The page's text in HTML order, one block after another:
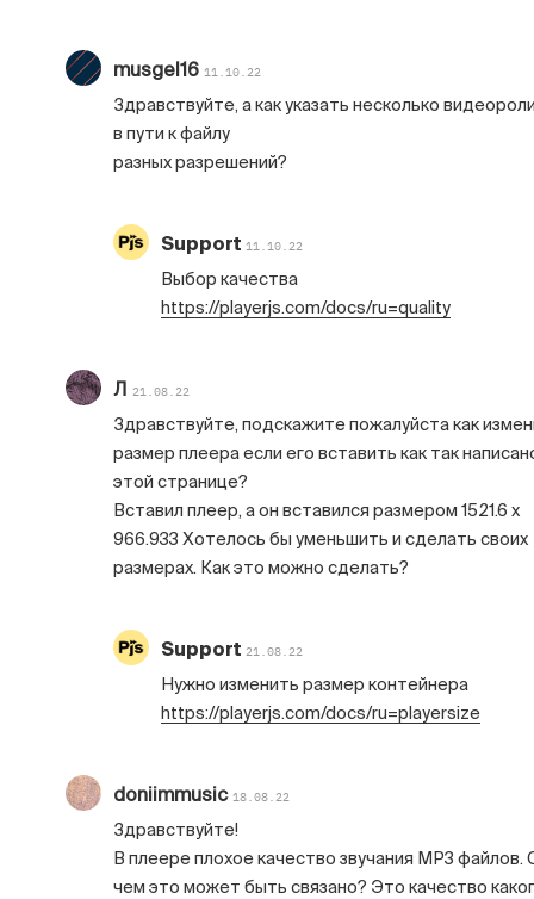
musgel16 11.10.22
Здравствуйте, а как указать несколько
в пути к файлу
разных разрешений?
Support 11.10.22
Выбор качества
https://playerjs.com/docs/ru=quality
Л 21.08.22
Здравствуйте, подскажите пожалуйста как
размер плеера если его вставить как так
этой странице?
Вставил плеер, а он вставился размером 1521.6 x
966.933 Хотелось бы уменьшить и сделать своих
размерах. Как это можно сделать?
Support 21.08.22
Нужно изменить размер контейнера
https://playerjs.com/docs/ru=playersize
doniimmusic 18.08.22
Здравствуйте!
В плеере плохое качество звучания МР3 файлов.
чем это может быть связано? Это качество